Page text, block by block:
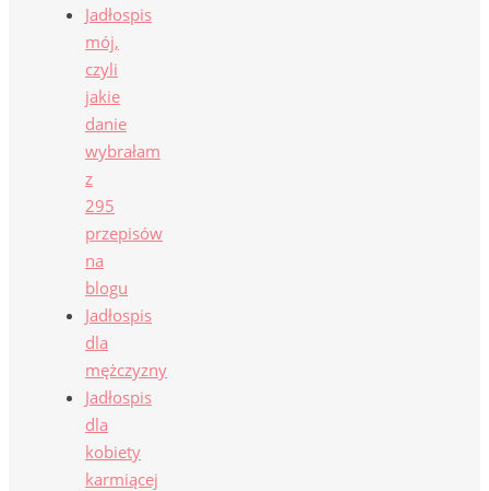
Jadłospis
mój,
czyli
jakie
danie
wybrałam
z
295
przepisów
na
blogu
Jadłospis
dla
mężczyzny
Jadłospis
dla
kobiety
karmiącej